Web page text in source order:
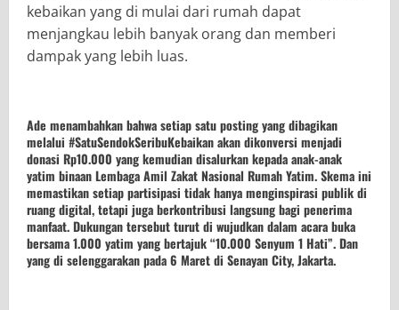
kebaikan yang di mulai dari rumah dapat
menjangkau lebih banyak orang dan memberi
dampak yang lebih luas.
Ade menambahkan bahwa setiap satu posting yang dibagikan
melalui #SatuSendokSeribuKebaikan akan dikonversi menjadi
donasi Rp10.000 yang kemudian disalurkan kepada anak-anak
yatim binaan Lembaga Amil Zakat Nasional Rumah Yatim. Skema ini
memastikan setiap partisipasi tidak hanya menginspirasi publik di
ruang digital, tetapi juga berkontribusi langsung bagi penerima
manfaat. Dukungan tersebut turut di wujudkan dalam acara buka
bersama 1.000 yatim yang bertajuk “10.000 Senyum 1 Hati”. Dan
yang di selenggarakan pada6 Maret di Senayan City, Jakarta.